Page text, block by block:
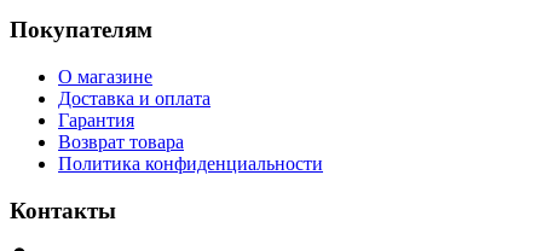
Покупателям
О магазине
Доставка и оплата
Гарантия
Возврат товара
Политика конфиденциальности
Контакты